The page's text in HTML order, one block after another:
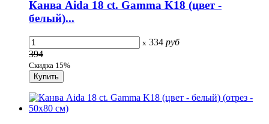
Канва Aida 18 сt. Gamma K18 (цвет -
белый)...
x 334 руб
394
Скидка 15%